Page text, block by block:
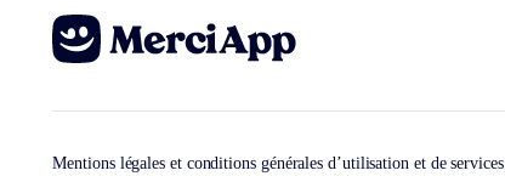
Mentions légales et conditions générales d’utilisation et de services